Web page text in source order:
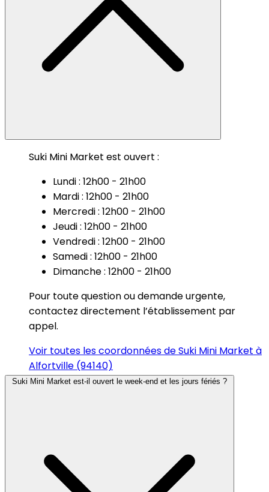
Suki Mini Market est ouvert :
Lundi : 12h00 - 21h00
Mardi : 12h00 - 21h00
Mercredi : 12h00 - 21h00
Jeudi : 12h00 - 21h00
Vendredi : 12h00 - 21h00
Samedi : 12h00 - 21h00
Dimanche : 12h00 - 21h00
Pour toute question ou demande urgente,
contactez directement l’établissement par
appel.
Voir toutes les coordonnées de Suki Mini Market à
Alfortville (94140)
Suki Mini Market est-il ouvert le week-end et les jours fériés ?